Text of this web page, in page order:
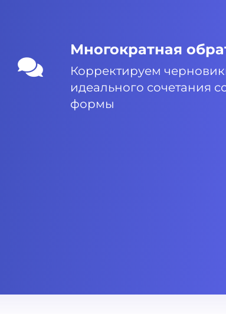
Многократная
Корректируем
идеального сочетания
формы